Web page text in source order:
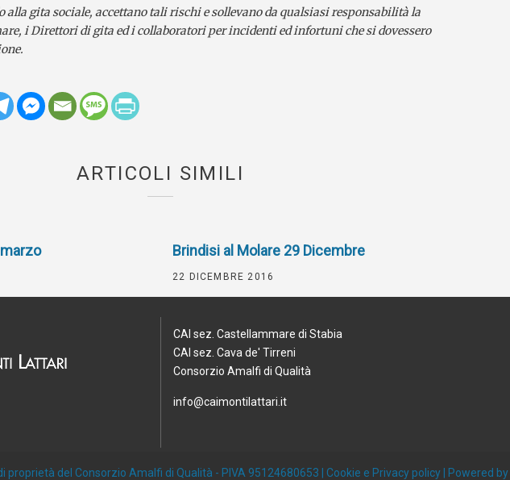
gita sociale, accettano tali rischi e sollevano da qualsiasi responsabilità la
i Direttori di gita ed i collaboratori per incidenti ed infortuni che si dovessero
ARTICOLI SIMILI
Brindisi al Molare 29 Dicembre
22 DICEMBRE 2016
CAI sez. Castellammare di Stabia
CAI sez. Cava de' Tirreni
Consorzio Amalfi di Qualità
info@caimontilattari.it
proprietà del Consorzio Amalfi di Qualità - PIVA 95124680653 | Cookie e Privacy policy | Powered by